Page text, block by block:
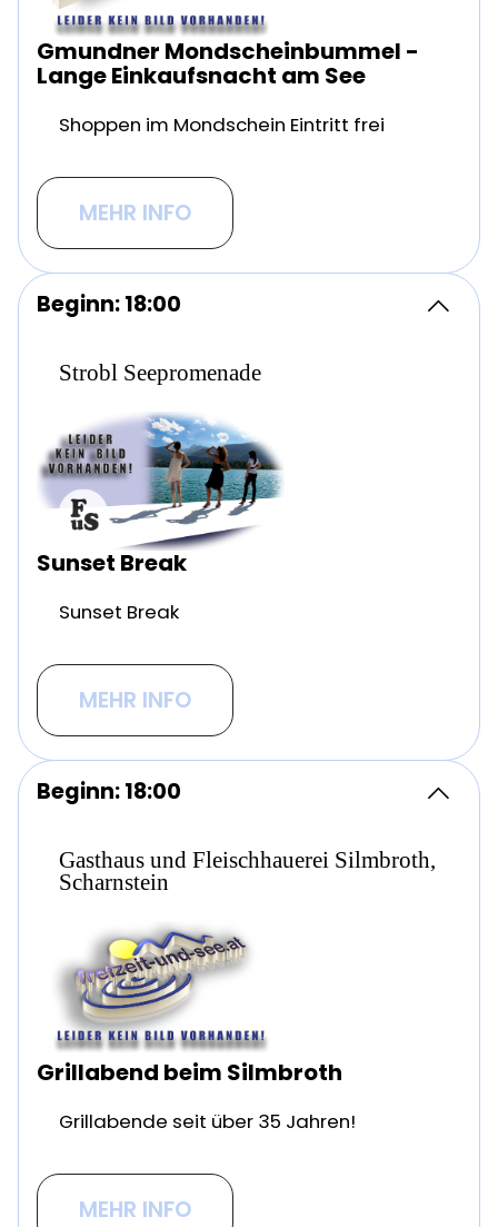
Gmundner Mondscheinbummel -
Lange Einkaufsnacht am See
Shoppen im Mondschein Eintritt frei
MEHR INFO
Beginn: 18:00
Strobl Seepromenade
Sunset Break
Sunset Break
MEHR INFO
Beginn: 18:00
Gasthaus und Fleischhauerei Silmbroth,
Scharnstein
Grillabend beim Silmbroth
Grillabende seit über 35 Jahren!
MEHR INFO